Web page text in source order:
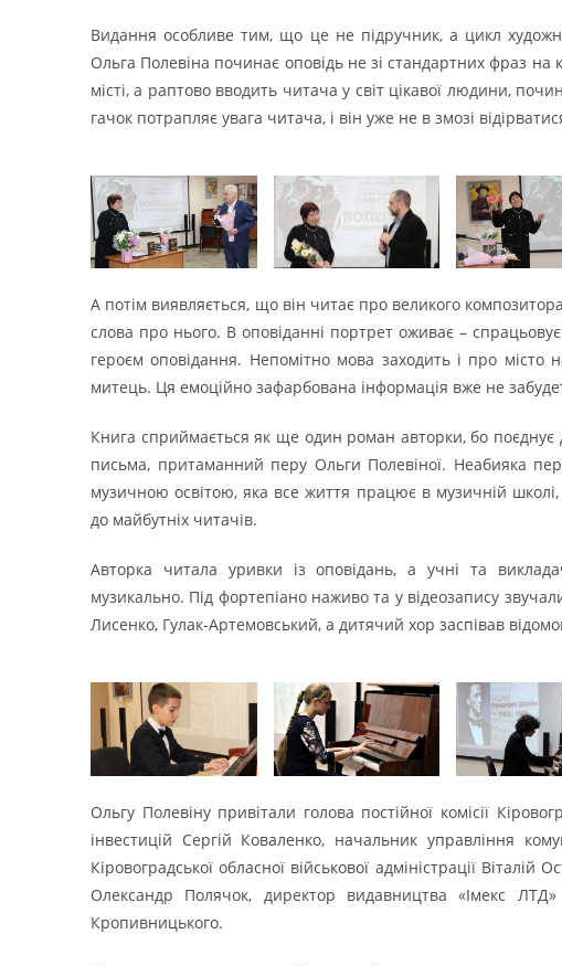
Видання особливе тим, що це не підручник, а цикл
Ольга Полевіна починає оповідь не зі стандартних фраз
місті, а раптово вводить читача у світ цікавої людини,
гачок потрапляє увага читача, і він уже не в змозі
А потім виявляється, що він читає про великого
слова про нього. В оповіданні портрет оживає –
героєм оповідання. Непомітно мова заходить і про
митець. Ця емоційно зафарбована інформація вже не
Книга сприймається як ще один роман авторки, бо поєднує
письма, притаманний перу Ольги Полевіної. Неабияка
музичною освітою, яка все життя працює в музичній
до майбутніх читачів.
Авторка читала уривки із оповідань, а учні та
музикально. Під фортепіано наживо та у відеозапису
Лисенко, Гулак-Артемовський, а дитячий хор заспівав
Ольгу Полевіну привітали голова постійної комісії
інвестицій Сергій Коваленко, начальник управління
Кіровоградської обласної військової адміністрації
Олександр Полячок, директор видавництва «Імекс
Кропивницького.